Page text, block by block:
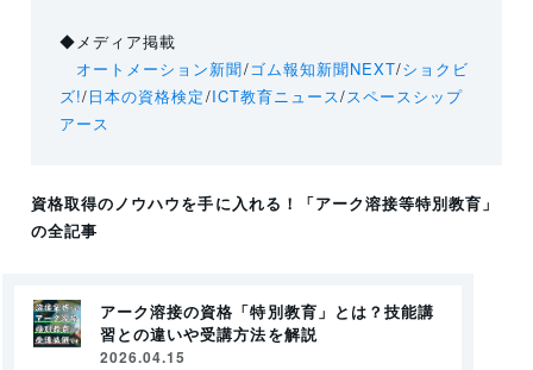
◆メディア掲載
オートメーション新聞/ゴム報知新聞NEXT/ショクビ
ズ!/日本の資格検定/ICT教育ニュース/スペースシップ
アース
資格取得のノウハウを手に入れる！
「アーク溶接等特別教育」
の全記事
アーク溶接の資格「特別教育」とは？技能講
習との違いや受講方法を解説
2026.04.15